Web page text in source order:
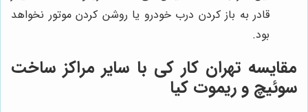
قادر به باز کردن درب خودرو یا روشن کردن موتور نخواهد
بود.
مقایسه تهران کار کی با سایر مراکز ساخت
سوئیچ و ریموت کیا